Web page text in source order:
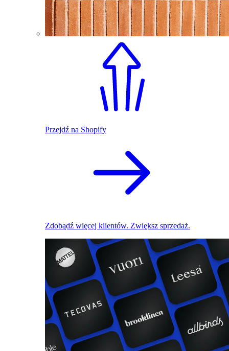
Przejdź na Shopify
Zdobądź więcej klientów. Zwiększ sprzedaż.